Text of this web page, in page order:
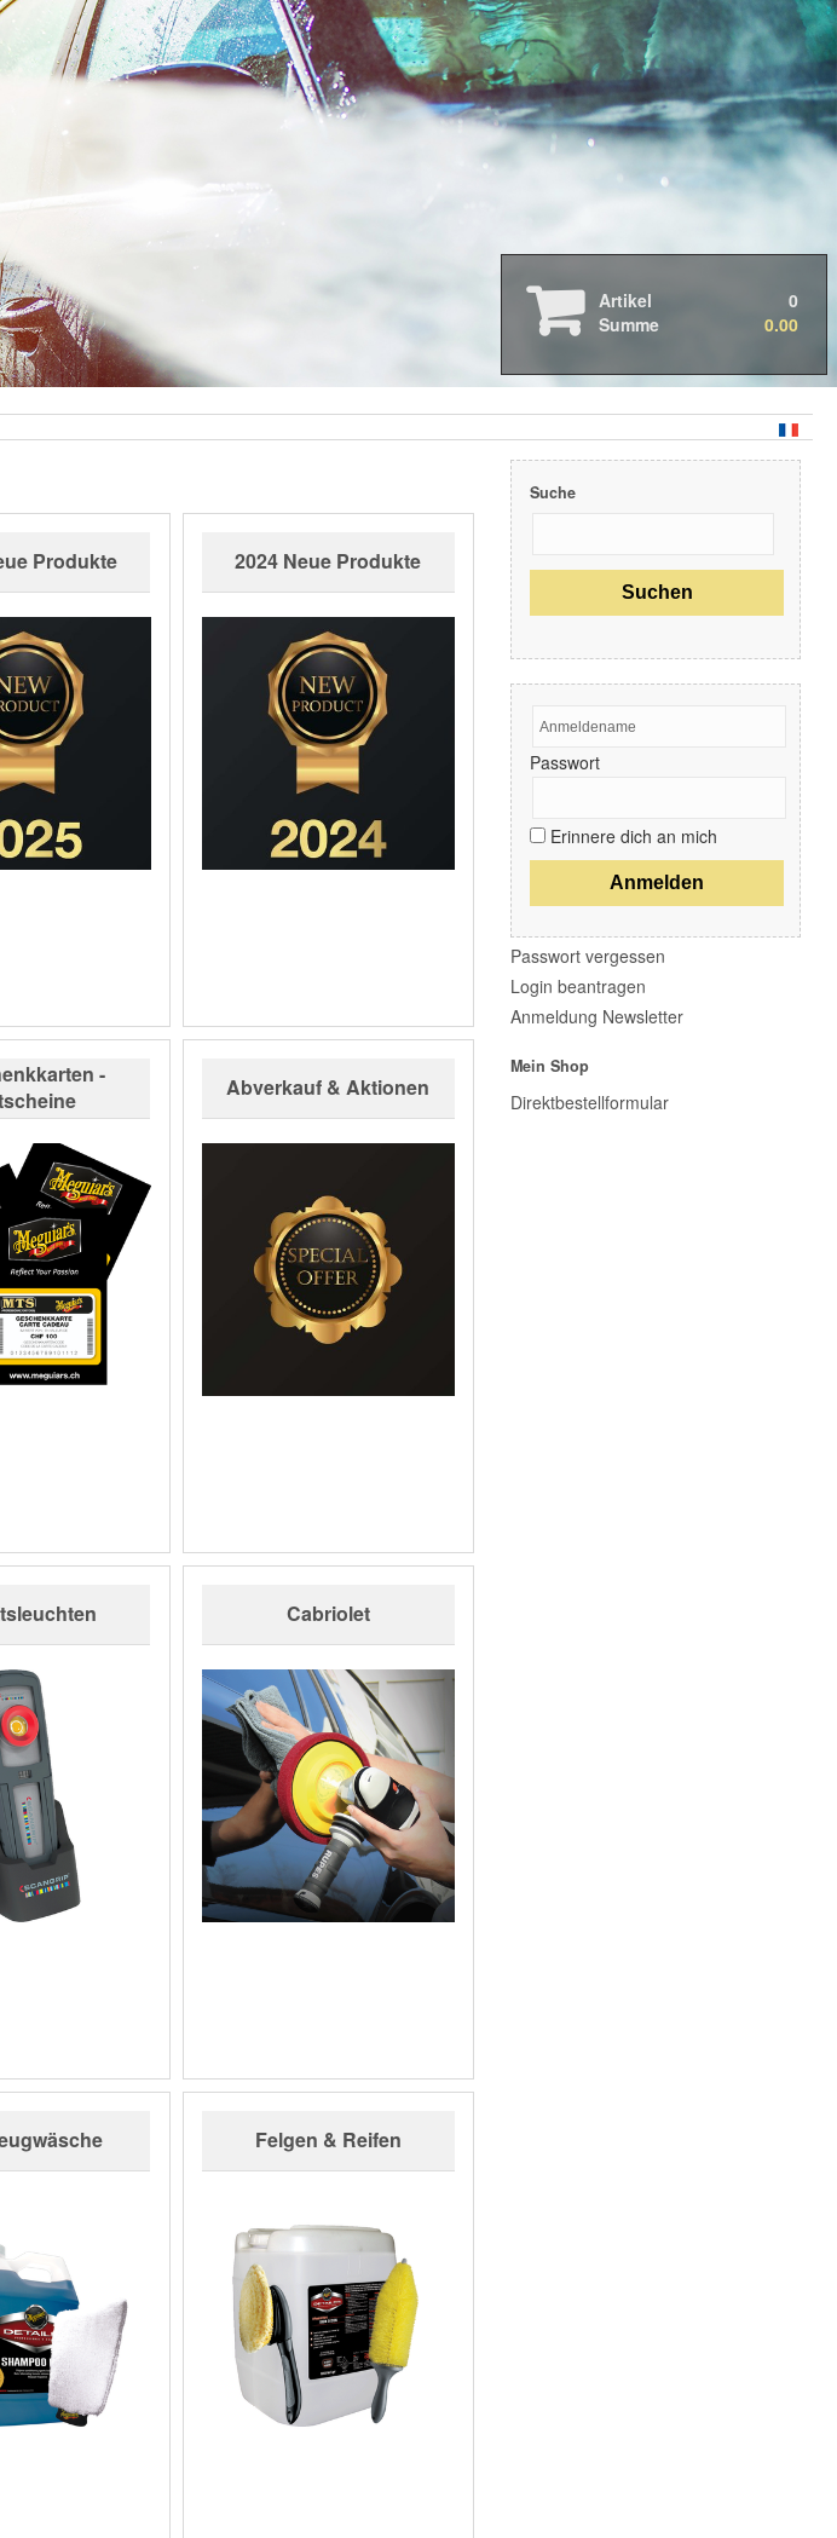
Auto- & Motorradpflege
Boots- & Wohnmobilpflege
2025 Neue Produkte
2024 Neue Produkte
3D Druck Produkte
Abverkauf & Aktionen
Cabriolet
Kleben
Polituren
Reiniger
Staub & Schnee
Waschstrassenprodukte
Zubehör
Markenübersicht
Essential Elements
Artikel
0
Summe
0.00
Produkte 2024 Neue Produkte
-
Abverkauf & Aktionen
Cabriolet
Felgen & Reifen
Suche
Passwort
Erinnere dich an mich
Passwort vergessen
Login beantragen
Anmeldung Newsletter
Mein Shop
Direktbestellformular